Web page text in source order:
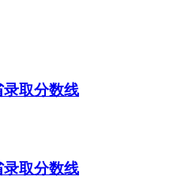
录取分数线
录取分数线